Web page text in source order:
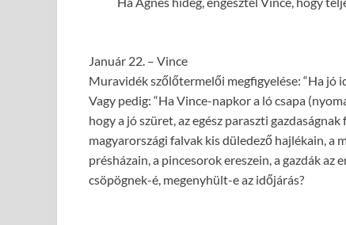
Január 22. – Vince
Muravidék szőlőtermelői megfigyelése: “Ha jó
Vagy pedig: “Ha Vince-napkor a ló csapa
hogy a jó szüret, az egész paraszti
magyarországi falvak kis düledező hajlékain, a
présházain, a pincesorok ereszein, a gazdák az
csöpögnek-é, megenyhült-e az időjárás?